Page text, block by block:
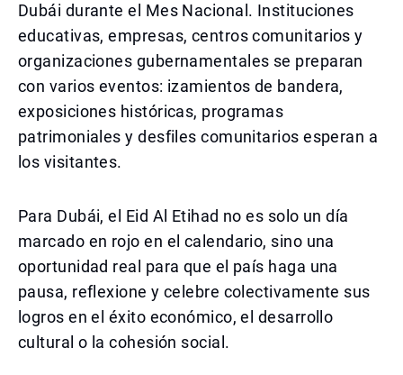
Dubái durante el Mes Nacional. Instituciones
educativas, empresas, centros comunitarios y
organizaciones gubernamentales se preparan
con varios eventos: izamientos de bandera,
exposiciones históricas, programas
patrimoniales y desfiles comunitarios esperan a
los visitantes.
Para Dubái, el Eid Al Etihad no es solo un día
marcado en rojo en el calendario, sino una
oportunidad real para que el país haga una
pausa, reflexione y celebre colectivamente sus
logros en el éxito económico, el desarrollo
cultural o la cohesión social.